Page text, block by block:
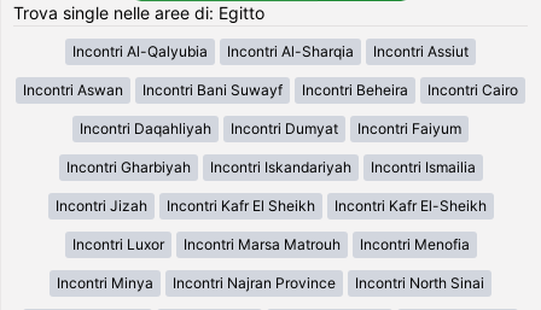
Trova single nelle aree di: Egitto
Incontri Al-Qalyubia Incontri Al-Sharqia Incontri Assiut
Incontri Aswan Incontri Bani Suwayf Incontri Beheira Incontri Cairo
Incontri Daqahliyah Incontri Dumyat Incontri Faiyum
Incontri Gharbiyah Incontri Iskandariyah Incontri Ismailia
Incontri Jizah Incontri Kafr El Sheikh Incontri Kafr El-Sheikh
Incontri Luxor Incontri Marsa Matrouh Incontri Menofia
Incontri Minya Incontri Najran Province Incontri North Sinai